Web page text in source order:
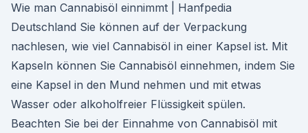
Wie man Cannabisöl einnimmt | Hanfpedia
Deutschland Sie können auf der Verpackung
nachlesen, wie viel Cannabisöl in einer Kapsel ist. Mit
Kapseln können Sie Cannabisöl einnehmen, indem Sie
eine Kapsel in den Mund nehmen und mit etwas
Wasser oder alkoholfreier Flüssigkeit spülen.
Beachten Sie bei der Einnahme von Cannabisöl mit